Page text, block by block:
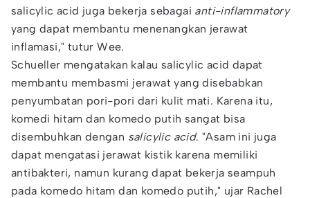
salicylic acid juga bekerja sebagai anti-inflammatory
yang dapat membantu menenangkan jerawat
inflamasi," tutur Wee.
Schueller mengatakan kalau salicylic acid dapat
membantu membasmi jerawat yang disebabkan
penyumbatan pori-pori dari kulit mati. Karena itu,
komedi hitam dan komedo putih sangat bisa
disembuhkan dengan salicylic acid. "Asam ini juga
dapat mengatasi jerawat kistik karena memiliki
antibakteri, namun kurang dapat bekerja seampuh
pada komedo hitam dan komedo putih," ujar Rachel